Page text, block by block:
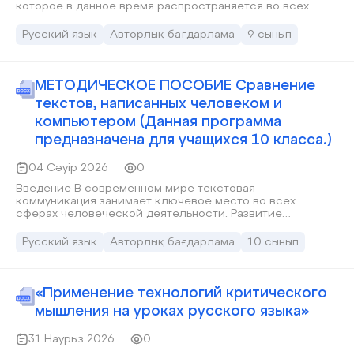
которое в данное время распространяется во всех
Русский язык
Авторлық бағдарлама 9 сынып
МEТOДИЧEСКOE ПOСOБИE Сравнение
текстов, написанных человеком и
компьютером (Данная программа
предназначена для учащихся 10 класса.)
04 Сәуір 2026
0
Введение В современном мире текстовая
коммуникация занимает ключевое место во всех
сферах человеческой деятельности. Развитие
пространства и активное внедрение искусственного
человеческой мыслительной деятельности, то сегодня
значительную часть текстового контента способны
генерировать компьютерные системы на основе
Появление технологий автоматической генерации
Русский язык Авторлық бағдарлама 10 сынып
«Применение технологий критического
мышления на уроках русского языка»
31 Наурыз 2026
0